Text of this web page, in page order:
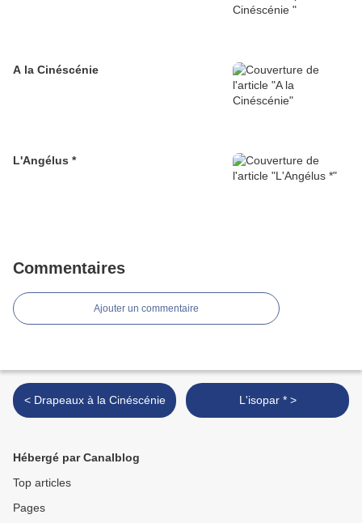
A la Cinéscénie
L'Angélus *
Commentaires
Ajouter un commentaire
< Drapeaux à la Cinéscénie L'isopar * >
Hébergé par Canalblog
Top articles
Pages